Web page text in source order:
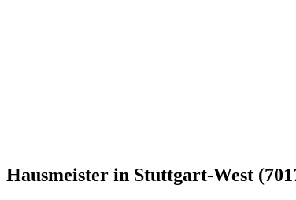
Hausmeister in Stuttgart-West